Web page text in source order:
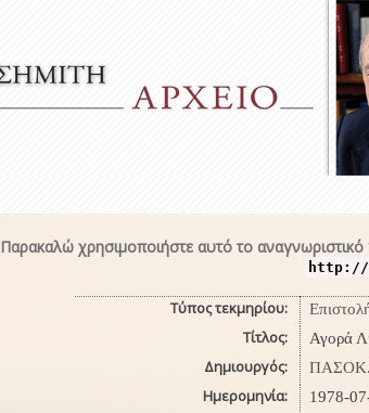
Παρακαλώ χρησιμοποιήστε αυτό το
http://
Τύπος τεκμηρίου:
Τίτλος: Αγορά
Δημιουργός: ΠΑΣΟΚ.
Ημερομηνία: 1978-